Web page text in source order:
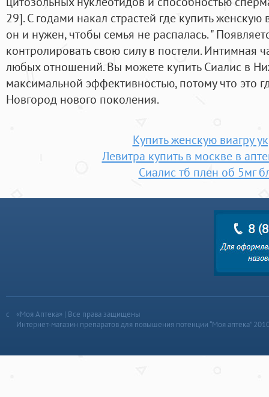
29]. С годами накал страстей где купить
он и нужен, чтобы семья не распалась. "
контролировать свою силу в постели. Интимная
любых отношений. Вы можете купить Сиалис в
максимальной эффективностью, потому что это
Новгород нового поколения.
Купить женскую виагру
Левитра купить в москве в
Сиалис тб плен об 5мг
«Моя Аптека» | Все права защищены
Интернет-магазин препаратов для повышения потенции “Моя аптека”